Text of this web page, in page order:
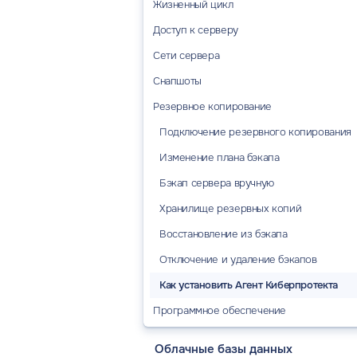
Жизненный цикл
Создание сервера
Изменение ресурсов сервера
Остановка, перезагрузка и удаление
Доступ к серверу
Доступ через командную строку
Доступ по SSH-ключу
Доступ по VNC
Доступ для поддержки
Агент CLO
Сети сервера
Снапшоты
Резервное копирование
Подключение резервного копирования
Изменение плана бэкапа
Бэкап сервера вручную
Хранилище резервных копий
Восстановление из бэкапа
Отключение и удаление бэкапов
Как установить Агент Киберпротекта
Программное обеспечение
Облачные базы данных